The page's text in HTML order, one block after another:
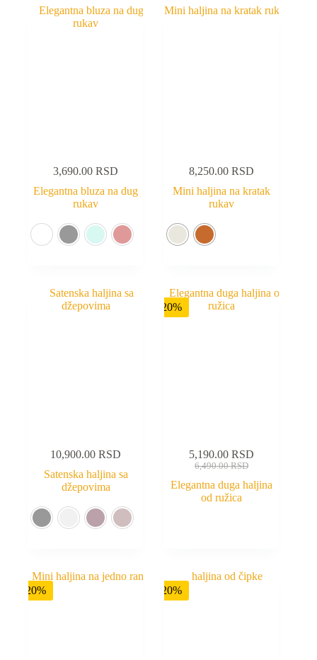
3,690.00RSD
Elegantna bluza na dug
rukav
8,250.00RSD
Mini haljina na kratak
rukav
10,900.00RSD
Satenska haljina sa
džepovima
-20%
6,490.00RSD
5,190.00RSD
Elegantna duga haljina
od ružica
-20% -20%